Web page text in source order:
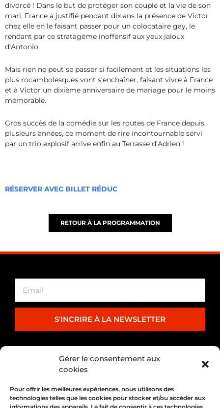
Gérer le consentement aux
cookies
Pour offrir les meilleures expériences, nous utilisons des
technologies telles que les cookies pour stocker et/ou accéder aux
divorcé ! Dans le but de protéger son couple et la vie de son
mari, France a justifié pendant dix ans la présence de Victor
chez elle en le faisant passer pour un colocataire gay, le
rendant par ce stratagème inoffensif aux yeux jaloux
d’Antonio.
Mais rien ne peut se passer si facilement et les situations les
plus rocambolesques vont s’enchaîner, faisant vivre à France
et à Victor un dixième anniversaire de mariage pour le moins
mémorable.
Gros succès de la comédie sur les routes de France depuis
plusieurs années, ce moment de rire incontournable servi
par un trio explosif arrive enfin au Terrasse d’Adrien !
RÉSERVER AVEC BILLET RÉDUC
RETOUR À LA PROGRAMMATION
S'INCRIRE À LA NEWSLETTER
PARTENARIAT